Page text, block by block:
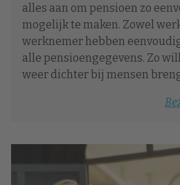
alles aan om pensioen zo
mogelijk te maken. Zowel
werknemer hebben
alle pensioengegevens. Zo
weer dichter bij mensen